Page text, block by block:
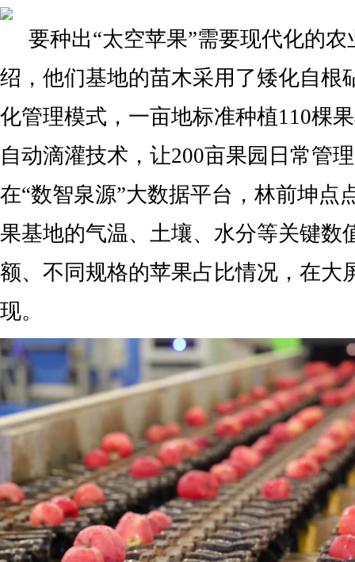
要种出“太空苹果”需要现代化的
绍，他们基地的苗木采用了矮化自根
化管理模式，一亩地标准种植110棵
自动滴灌技术，让200亩果园日常管
在“数智泉源”大数据平台，林前坤点
果基地的气温、土壤、水分等关键数
额、不同规格的苹果占比情况，在大
现。